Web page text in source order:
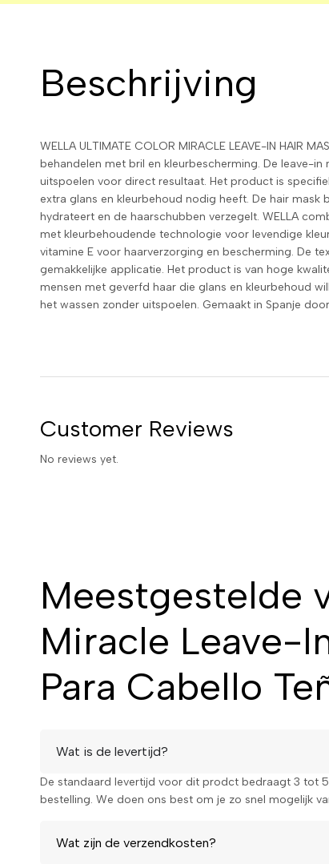
Beschrijving
WELLA ULTIMATE COLOR MIRACLE LEAVE-IN HAIR
behandelen met bril en kleurbescherming. De leave-
uitspoelen voor direct resultaat. Het product is
extra glans en kleurbehoud nodig heeft. De hair
hydrateert en de haarschubben verzegelt. WELLA
met kleurbehoudende technologie voor levendige
vitamine E voor haarverzorging en bescherming. De
gemakkelijke applicatie. Het product is van hoge
mensen met geverfd haar die glans en kleurbehoud
het wassen zonder uitspoelen. Gemaakt in Spanje
Customer Reviews
No reviews yet.
Meestgestelde
Miracle Leave-
Para Cabello
Wat is de levertijd?
De standaard levertijd voor dit prodct bedraagt 3 tot
bestelling. We doen ons best om je zo snel mogelijk
Wat zijn de verzendkosten?